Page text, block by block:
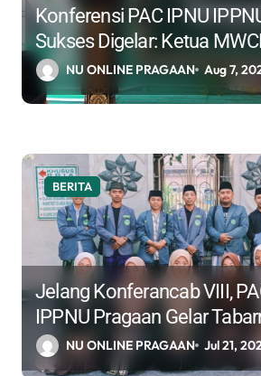
Konferensi PAC IPNU
Sukses Digelar: Ketua
Tiga Karakter Utama
Masa Depan
NU ONLINE PRAGAAN Aug 7,
BERITA
Jelang Konferancab VIII,
IPPNU Pragaan Gelar
Ziarah Muassis NU Jawa
NU ONLINE PRAGAAN Jul 21,